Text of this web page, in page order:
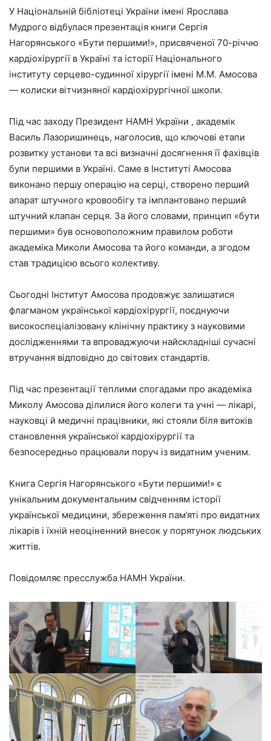
У Національній бібліотеці України імені Ярослава
Мудрого відбулася презентація книги Сергія
Нагорянського «Бути першими!», присвяченої 70-річчю
кардіохірургії в Україні та історії Національного
інституту серцево-судинної хірургії імені М.М. Амосова
— колиски вітчизняної кардіохірургічної школи.
Під час заходу Президент НАМН України , академік
Василь Лазоришинець, наголосив, що ключові етапи
розвитку установи та всі визначні досягнення її фахівців
були першими в Україні. Саме в Інституті Амосова
виконано першу операцію на серці, створено перший
апарат штучного кровообігу та імплантовано перший
штучний клапан серця. За його словами, принцип «бути
першими» був основоположним правилом роботи
академіка Миколи Амосова та його команди, а згодом
став традицією всього колективу.
Сьогодні Інститут Амосова продовжує залишатися
флагманом української кардіохірургії, поєднуючи
високоспеціалізовану клінічну практику з науковими
дослідженнями та впроваджуючи найскладніші сучасні
втручання відповідно до світових стандартів.
Під час презентації теплими спогадами про академіка
Миколу Амосова ділилися його колеги та учні — лікарі,
науковці й медичні працівники, які стояли біля витоків
становлення української кардіохірургії та
безпосередньо працювали поруч із видатним ученим.
Книга Сергія Нагорянського «Бути першими!» є
унікальним документальним свідченням історії
української медицини, збереження пам’яті про видатних
лікарів і їхній неоціненний внесок у порятунок людських
життів.
Повідомляє пресслужба НАМН України.